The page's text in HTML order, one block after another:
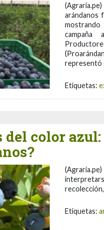
arándanos
campaña
representó
Etiquetas:
del color
recolección,
Etiquetas: